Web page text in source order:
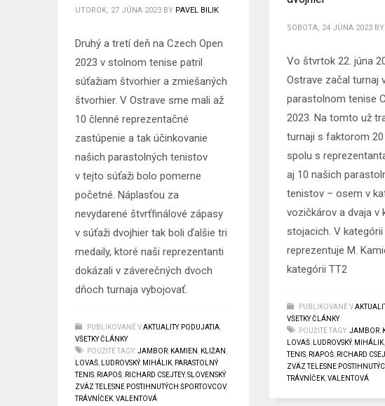
UTOROK, 27 JÚNA 2023 BY PAVEL BILIK
Druhý a tretí deň na Czech Open
2023 v stolnom tenise patril
súťažiam štvorhier a zmiešaných
štvorhier. V Ostrave sme mali až
10 členné reprezentačné
zastúpenie a tak účinkovanie
našich parastolných tenistov
v tejto súťaži bolo pomerne
početné. Náplasťou za
nevydarené štvrťfinálové zápasy
v súťaži dvojhier tak boli ďalšie tri
medaily, ktoré naši reprezentanti
dokázali v záverečných dvoch
dňoch turnaja vybojovať.
PUBLIKOVANÉ V AKTUALITY, PODUJATIA,
VŠETKY ČLÁNKY
POUŽITÉ TAGY: JAMBOR, KAMIEN , KLIŽAN ,
LOVAŠ, LUDROVSKÝ, MIHÁLIK, PARASTOLNÝ
TENIS, RIAPOŠ, RICHARD CSEJTEY,SLOVENSKÝ
ZVÄZ TELESNE POSTIHNUTÝCH ŠPORTOVCOV,
TRÁVNÍČEK,VALENTOVÁ
SOBOTA, 24 JÚNA 2023 BY
Vo štvrtok 22. júna
Ostrave začal turnaj
parastolnom tenise
2023. Na tomto už
turnaji s faktorom
spolu s
aj 10 našich
tenistov – osem v
vozičkárov a dvaja v
stojacich. V kategórii
reprezentuje M.
kategórii TT2
PUBLIKOVANÉ V
VŠETKY ČLÁNKY
POUŽITÉ TAGY: JAMBOR,
LOVAŠ, LUDROVSKÝ, MIHÁLIK,
TENIS, RIAPOŠ, RICHARD
ZVÄZ TELESNE
TRÁVNÍČEK,VALENTOVÁ